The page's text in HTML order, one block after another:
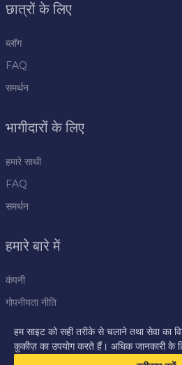
छात्रों के लिए
ब्लॉग
FAQ
समर्थन
भागीदारों के लिए
हमारे साथी
FAQ
समर्थन
हमारे बारे में
कंपनी
गोपनीयता नीति
प्रेस केंद्र
हम साइट को सही तरीके से चलाने तथा सेवा का
कुकीज़ का उपयोग करते हैं। अधिक जानकारी के